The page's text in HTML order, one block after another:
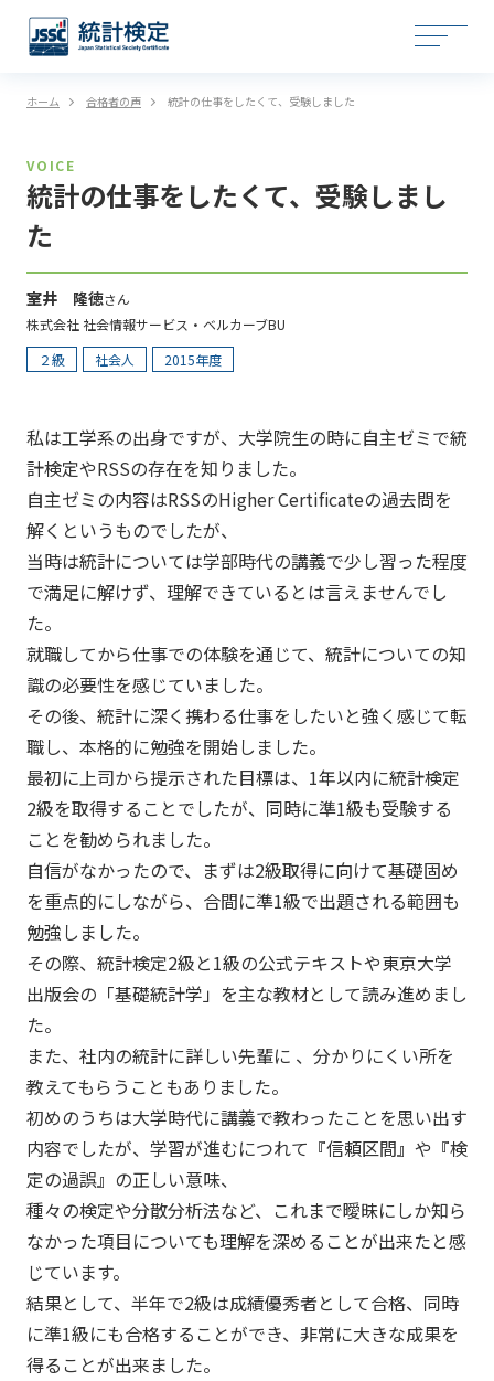
ホーム 合格者の声 統計の仕事をしたくて、受験しました
VOICE
統計の仕事をしたくて、受験しまし
た
室井 隆徳さん
株式会社 社会情報サービス・ベルカーブBU
２級
社会人 2015年度
私は工学系の出身ですが、大学院生の時に自主ゼミで統
計検定やRSSの存在を知りました。
自主ゼミの内容はRSSのHigher Certificateの過去問を
解くというものでしたが、
当時は統計については学部時代の講義で少し習った程度
で満足に解けず、理解できているとは言えませんでし
た。
就職してから仕事での体験を通じて、統計についての知
識の必要性を感じていました。
その後、統計に深く携わる仕事をしたいと強く感じて転
職し、本格的に勉強を開始しました。
最初に上司から提示された目標は、1年以内に統計検定
2級を取得することでしたが、同時に準1級も受験する
ことを勧められました。
自信がなかったので、まずは2級取得に向けて基礎固め
を重点的にしながら、合間に準1級で出題される範囲も
勉強しました。
その際、統計検定2級と1級の公式テキストや東京大学
出版会の「基礎統計学」を主な教材として読み進めまし
た。
また、社内の統計に詳しい先輩に 、分かりにくい所を
教えてもらうこともありました。
初めのうちは大学時代に講義で教わったことを思い出す
内容でしたが、学習が進むにつれて『信頼区間』や『検
定の過誤』の正しい意味、
種々の検定や分散分析法など、これまで曖昧にしか知ら
なかった項目についても理解を深めることが出来たと感
じています。
結果として、半年で2級は成績優秀者として合格、同時
に準1級にも合格することができ、非常に大きな成果を
得ることが出来ました。